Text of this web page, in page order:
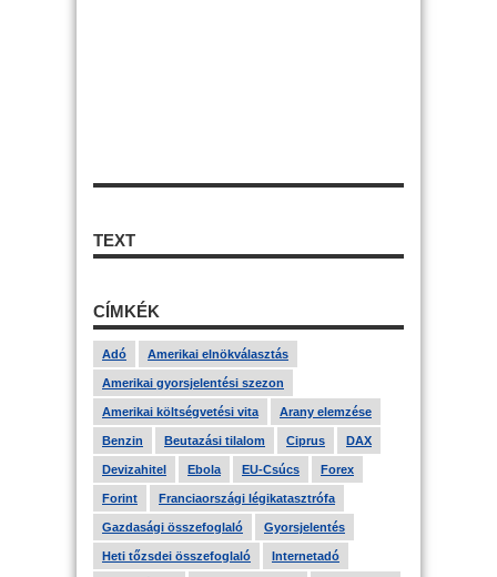
TEXT
CÍMKÉK
Adó Amerikai elnökválasztás
Amerikai gyorsjelentési szezon
Amerikai költségvetési vita Arany elemzése
Benzin Beutazási tilalom Ciprus DAX
Devizahitel Ebola EU-Csúcs Forex
Forint Franciaországi légikatasztrófa
Gazdasági összefoglaló Gyorsjelentés
Heti tőzsdei összefoglaló Internetadó